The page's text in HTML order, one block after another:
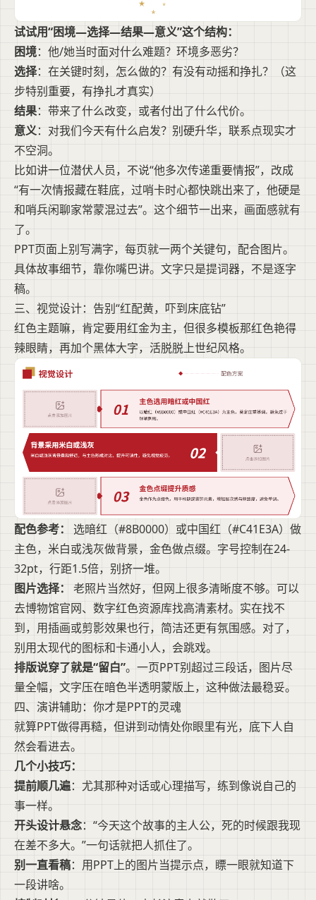
试试用“困境—选择—结果—意义”这个结构：
困境：他/她当时面对什么难题？环境多恶劣？
选择：在关键时刻，怎么做的？有没有动摇和挣扎？（这
步特别重要，有挣扎才真实）
结果：带来了什么改变，或者付出了什么代价。
意义：对我们今天有什么启发？别硬升华，联系点现实才
不空洞。
比如讲一位潜伏人员，不说“他多次传递重要情报”，改成
“有一次情报藏在鞋底，过哨卡时心都快跳出来了，他硬是
和哨兵闲聊家常蒙混过去”。这个细节一出来，画面感就有
了。
PPT页面上别写满字，每页就一两个关键句，配合图片。
具体故事细节，靠你嘴巴讲。文字只是提词器，不是逐字
稿。
三、视觉设计：告别“红配黄，吓到床底钻”
红色主题嘛，肯定要用红金为主，但很多模板那红色艳得
辣眼睛，再加个黑体大字，活脱脱上世纪风格。
配色参考：
选暗红（#8B0000）或中国红（#C41E3A）做
主色，米白或浅灰做背景，金色做点缀。字号控制在24-
32pt，行距1.5倍，别挤一堆。
图片选择：
老照片当然好，但网上很多清晰度不够。可以
去博物馆官网、数字红色资源库找高清素材。实在找不
到，用插画或剪影效果也行，简洁还更有氛围感。对了，
别用太现代的图标和卡通小人，会跳戏。
排版说穿了就是“留白”。一页PPT别超过三段话，图片尽
量全幅，文字压在暗色半透明蒙版上，这种做法最稳妥。
四、演讲辅助：你才是PPT的灵魂
就算PPT做得再糙，但讲到动情处你眼里有光，底下人自
然会看进去。
几个小技巧：
提前顺几遍：尤其那种对话或心理描写，练到像说自己的
事一样。
开头设计悬念：“今天这个故事的主人公，死的时候跟我现
在差不多大。”一句话就把人抓住了。
别一直看稿：用PPT上的图片当提示点，瞟一眼就知道下
一段讲啥。